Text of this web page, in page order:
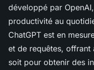
développé par
productivité au
ChatGPT est en
et de requêtes, offrant
soit pour obtenir des